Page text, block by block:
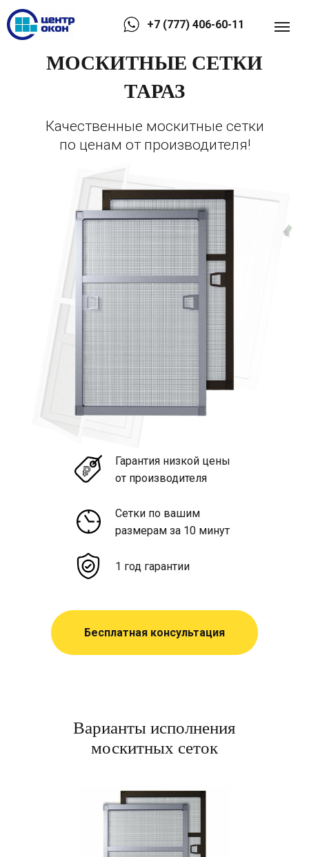
+7 (777) 406-60-11
МОСКИТНЫЕ СЕТКИ
ТАРАЗ
Гарантия низкой цены
от производителя
Сетки по вашим
размерам за 10 минут
1 год гарантии
Бесплатная консультация
Качественные москитные сетки
по ценам от производителя!
Варианты исполнения
москитных сеток